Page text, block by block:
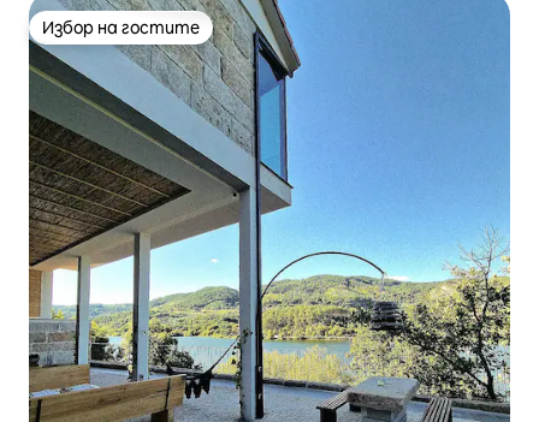
Избор на гостите
Избор на гостите